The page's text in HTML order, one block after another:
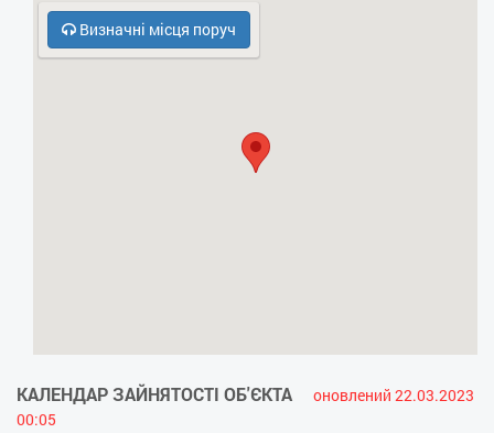
- Прасувальна дошка
Визначні місця поруч
КАЛЕНДАР ЗАЙНЯТОСТІ ОБ'ЄКТА
оновлений 22.03.2023
00:05